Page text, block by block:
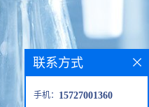
联系方式
手机： 15727001360